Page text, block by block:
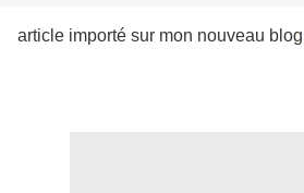
article importé sur mon nouveau blog